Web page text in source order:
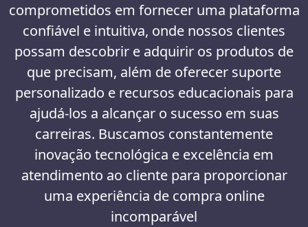
comprometidos em fornecer uma plataforma
confiável e intuitiva, onde nossos clientes
possam descobrir e adquirir os produtos de
que precisam, além de oferecer suporte
personalizado e recursos educacionais para
ajudá-los a alcançar o sucesso em suas
carreiras. Buscamos constantemente
inovação tecnológica e excelência em
atendimento ao cliente para proporcionar
uma experiência de compra online
incomparável